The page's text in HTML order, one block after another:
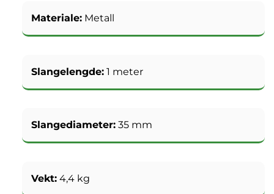
Materiale:Metall
Slangelengde:1 meter
Slangediameter:35 mm
Vekt:4,4 kg